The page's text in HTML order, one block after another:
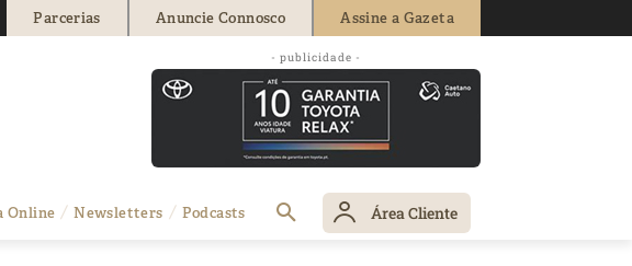
Parcerias Anuncie Connosco Assine a Gazeta
- publicidade -
Online Newsletters Podcasts Área Cliente